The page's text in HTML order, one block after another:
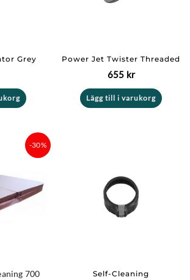
Grey Power Jet Twister Threaded
655 kr
Lägg till i varukorg
-30%
700
Det
nuvarande
6
299,30 kr.
Self-Cleaning